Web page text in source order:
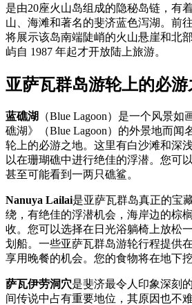
是由20座火山岛组成的隐秘岛链，有
山、海滩和著名的斐济蓝色泻湖。前
将展示该岛南端陡峭的火山悬崖和北
屿自 1987 年起才开放陆上旅游。
亚萨瓦群岛游轮上的必游
蓝礁湖
（Blue Lagoon）是一个风景
礁湖》（Blue Lagoon）的外景地而闻
轮上的必游之地。这里有白沙滩和深
以在珊瑚礁中进行绝佳的浮潜。您可
甚至可能看到一两只礁鲨。
Nanuya Lailai是亚萨瓦群岛真正的宝
绕，有绝佳的浮潜机会，海岸边的棕
收。您可以选择在日光浴躺椅上放松
划船。一些亚萨瓦群岛游轮行程提供
享用晚餐的机会。您的食物将在地下挖
萨瓦伊劳洞穴是斐济最令人印象深刻
间传说中占有重要地位，其原因也不